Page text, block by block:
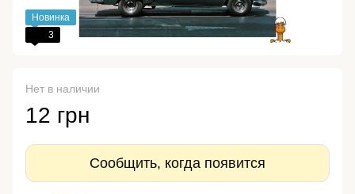
Новинка
3
Нет в наличии
12 грн
Сообщить, когда появится